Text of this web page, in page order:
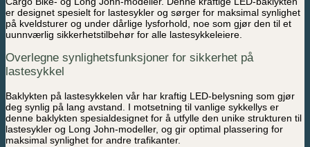
er designet spesielt for lastesykler og sørger for maksimal synlighet
på kveldsturer og under dårlige lysforhold, noe som gjør den til et
uunnværlig sikkerhetstilbehør for alle lastesykkeleiere.
Overlegne synlighetsfunksjoner for sikkerhet på
lastesykkel
Baklykten på lastesykkelen vår har kraftig LED-belysning som gjør
deg synlig på lang avstand. I motsetning til vanlige sykkellys er
denne baklykten spesialdesignet for å utfylle den unike strukturen til
lastesykler og Long John-modeller, og gir optimal plassering for
maksimal synlighet for andre trafikanter.